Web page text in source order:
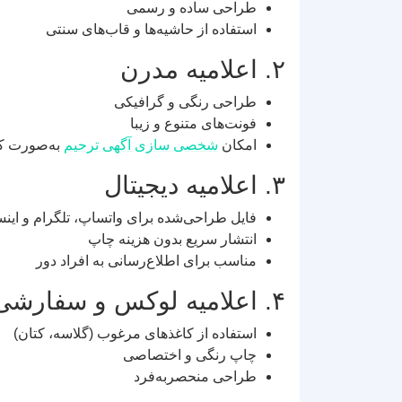
طراحی ساده و رسمی
استفاده از حاشیه‌ها و قاب‌های سنتی
۲. اعلامیه مدرن
طراحی رنگی و گرافیکی
فونت‌های متنوع و زیبا
امکان شخصی سازی آگهی ترحیم به‌صورت
۳. اعلامیه دیجیتال
فایل طراحی‌شده برای واتساپ، تلگرام و
انتشار سریع بدون هزینه چاپ
مناسب برای اطلاع‌رسانی به افراد دور
۴. اعلامیه لوکس و سفارشی
استفاده از کاغذهای مرغوب (گلاسه، کتان)
چاپ رنگی و اختصاصی
طراحی منحصر‌به‌فرد